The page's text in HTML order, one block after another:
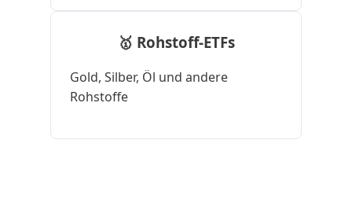
🥇 Rohstoff-ETFs
Gold, Silber, Öl und andere
Rohstoffe